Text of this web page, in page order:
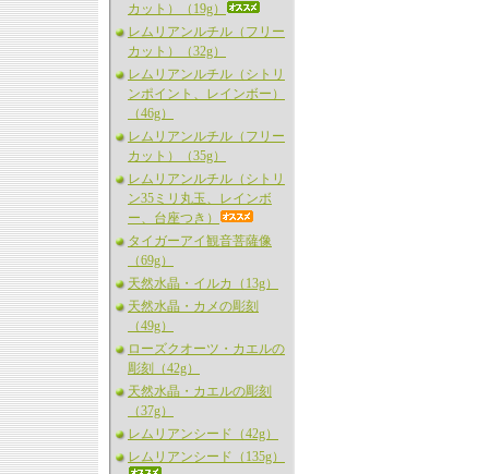
カット）（19g）
レムリアンルチル（フリー
カット）（32g）
レムリアンルチル（シトリ
ンポイント、レインボー）
（46g）
レムリアンルチル（フリー
カット）（35g）
レムリアンルチル（シトリ
ン35ミリ丸玉、レインボ
ー、台座つき）
タイガーアイ観音菩薩像
（69g）
天然水晶・イルカ（13g）
天然水晶・カメの彫刻
（49g）
ローズクオーツ・カエルの
彫刻（42g）
天然水晶・カエルの彫刻
（37g）
レムリアンシード（42g）
レムリアンシード（135g）